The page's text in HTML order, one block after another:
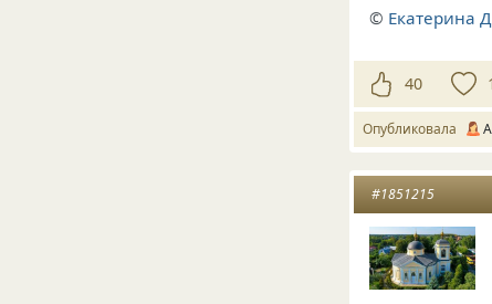
© Екатерина
40 1
Опубликовала
#1851215